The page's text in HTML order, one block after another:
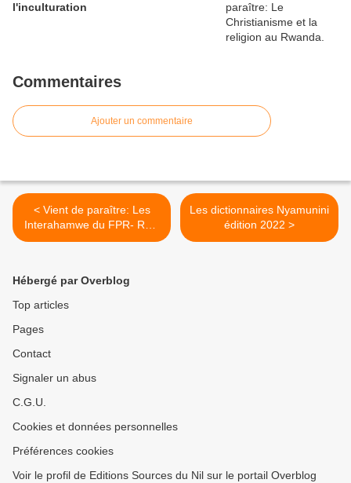
l'inculturation
Commentaires
Ajouter un commentaire
< Vient de paraître: Les
Interahamwe du FPR- RPF
Killers (Jean Kambanda)
Les dictionnaires Nyamunini
édition 2022 >
Hébergé par Overblog
Top articles
Pages
Contact
Signaler un abus
C.G.U.
Cookies et données personnelles
Préférences cookies
Voir le profil de Editions Sources du Nil sur le portail Overblog